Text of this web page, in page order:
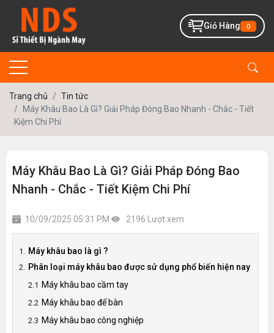
Giỏ Hàng 0
Trang chủ
Tin tức
Máy Khâu Bao Là Gì? Giải Pháp Đóng Bao Nhanh - Chắc - Tiết
Kiệm Chi Phí
Máy Khâu Bao Là Gì? Giải Pháp Đóng Bao
Nhanh - Chắc - Tiết Kiệm Chi Phí
10/09/2025 05:31 PM 2196 Lượt xem
Máy khâu bao là gì ?
Phân loại máy khâu bao được sử dụng phổ biến hiện nay
Máy khâu bao cầm tay
Máy khâu bao để bàn
Máy khâu bao công nghiệp